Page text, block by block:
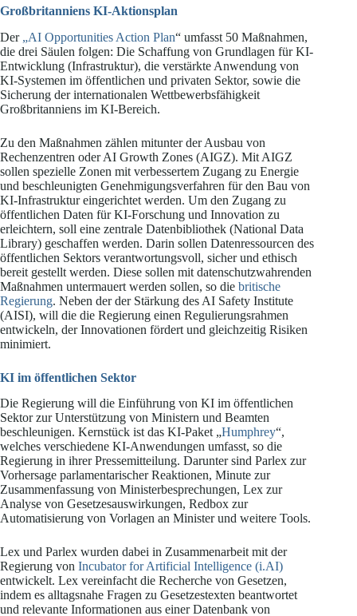
Großbritanniens KI-Aktionsplan
Der „AI Opportunities Action Plan“ umfasst 50 Maßnahmen,
die drei Säulen folgen: Die Schaffung von Grundlagen für KI-
Entwicklung (Infrastruktur), die verstärkte Anwendung von
KI-Systemen im öffentlichen und privaten Sektor, sowie die
Sicherung der internationalen Wettbewerbsfähigkeit
Großbritanniens im KI-Bereich.
Zu den Maßnahmen zählen mitunter der Ausbau von
Rechenzentren oder AI Growth Zones (AIGZ). Mit AIGZ
sollen spezielle Zonen mit verbessertem Zugang zu Energie
und beschleunigten Genehmigungsverfahren für den Bau von
KI-Infrastruktur eingerichtet werden. Um den Zugang zu
öffentlichen Daten für KI-Forschung und Innovation zu
erleichtern, soll eine zentrale Datenbibliothek (National Data
Library) geschaffen werden. Darin sollen Datenressourcen des
öffentlichen Sektors verantwortungsvoll, sicher und ethisch
bereit gestellt werden. Diese sollen mit datenschutzwahrenden
Maßnahmen untermauert werden sollen, so die britische
Regierung. Neben der der Stärkung des AI Safety Institute
(AISI), will die die Regierung einen Regulierungsrahmen
entwickeln, der Innovationen fördert und gleichzeitig Risiken
minimiert.
KI im öffentlichen Sektor
Die Regierung will die Einführung von KI im öffentlichen
Sektor zur Unterstützung von Ministern und Beamten
beschleunigen. Kernstück ist das KI-Paket „Humphrey“,
welches verschiedene KI-Anwendungen umfasst, so die
Regierung in ihrer Pressemitteilung. Darunter sind Parlex zur
Vorhersage parlamentarischer Reaktionen, Minute zur
Zusammenfassung von Ministerbesprechungen, Lex zur
Analyse von Gesetzesauswirkungen, Redbox zur
Automatisierung von Vorlagen an Minister und weitere Tools.
Lex und Parlex wurden dabei in Zusammenarbeit mit der
Regierung von Incubator for Artificial Intelligence (i.AI)
entwickelt. Lex vereinfacht die Recherche von Gesetzen,
indem es alltagsnahe Fragen zu Gesetzestexten beantwortet
und relevante Informationen aus einer Datenbank von